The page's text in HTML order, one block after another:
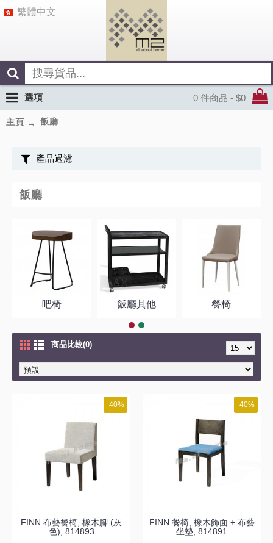
繁體中文
0 件商品 - $0
選項
主頁 飯廳
產品過濾
飯廳
吧椅 飯廳其他 餐椅
商品比較(0)
-40%
FINN 布藝餐椅, 橡木腳 (灰
色), 814893
-40%
FINN 餐椅, 橡木飾面 + 布藝
坐墊, 814891